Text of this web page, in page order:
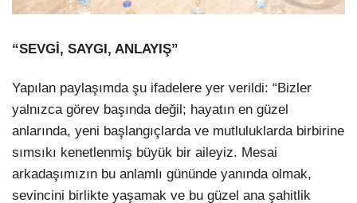
“SEVGİ, SAYGI, ANLAYIŞ”
Yapılan paylaşımda şu ifadelere yer verildi: “Bizler
yalnızca görev başında değil; hayatın en güzel
anlarında, yeni başlangıçlarda ve mutluluklarda birbirine
sımsıkı kenetlenmiş büyük bir aileyiz. Mesai
arkadaşımızın bu anlamlı gününde yanında olmak,
sevincini birlikte yaşamak ve bu güzel ana şahitlik